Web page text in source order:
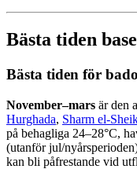
Bästa tiden
Bästa tiden för
November–mars är den
Hurghada, Sharm el-
på behagliga 24–28°C,
(utanför jul/
kan bli påfrestande vid